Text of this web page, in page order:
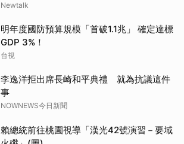
Newtalk
明年度國防預算規模「首破1.1兆」 確定達標
GDP 3%！
台視
李逸洋拒出席長崎和平典禮 就為抗議這件
事
NOWNEWS今日新聞
賴總統前往桃園視導「漢光42號演習－要域